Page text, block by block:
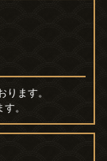
ます。
。